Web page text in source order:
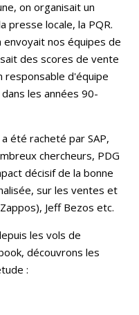
on organisait un
presse locale, la PQR.
envoyait nos équipes de
des scores de vente
responsable d'équipe
les années 90-
été racheté par SAP,
chercheurs, PDG
décisif de la bonne
sur les ventes et
Jeff Bezos etc.
les vols de
découvrons les
: